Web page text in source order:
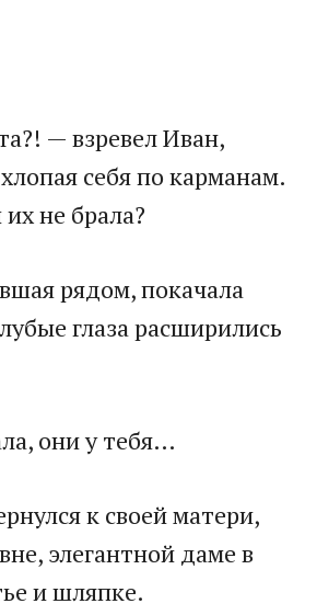
— взревел Иван,
себя по карманам.
не брала?
рядом, покачала
глаза расширились
они у тебя…
к своей матери,
элегантной даме в
и шляпке.